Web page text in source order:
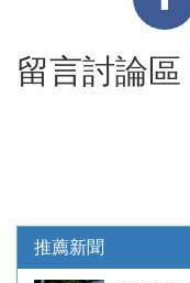
留言討論區
推薦新聞